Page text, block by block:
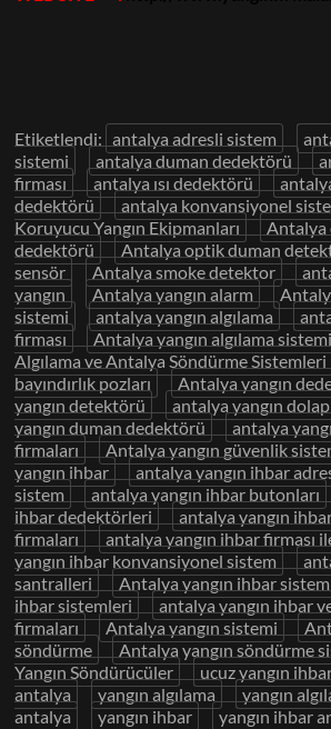
Etiketlendi: antalya adresli sistem
sistemi
antalya duman dedektörü
firması
antalya ısı dedektörü
dedektörü
antalya konvansiyonel
Koruyucu Yangın Ekipmanları
Antalya
dedektörü
Antalya optik duman
sensör
Antalya smoke detektor
yangın
Antalya yangın alarm
sistemi
antalya yangın algılama
firması
Antalya yangın algılama sistemi
Algılama ve Antalya Söndürme Sistemleri
bayındırlık pozları
Antalya yangın
yangın detektörü
antalya yangın
yangın duman dedektörü
antalya
firmaları
Antalya yangın güvenlik
yangın ihbar
antalya yangın ihbar
sistem
antalya yangın ihbar butonları
ihbar dedektörleri
antalya yangın
firmaları
antalya yangın ihbar firması
yangın ihbar konvansiyonel sistem
santralleri
Antalya yangın ihbar
ihbar sistemleri
antalya yangın ihbar
firmaları
Antalya yangın sistemi
söndürme
Antalya yangın söndürme
Yangın Söndürücüler
ucuz yangın
antalya
yangın algılama
yangın
antalya
yangın ihbar yangın ihbar